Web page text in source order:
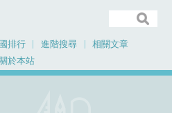
排行 進階搜尋
相關文章
關於本站